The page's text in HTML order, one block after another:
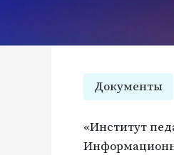
Документы
«Институт